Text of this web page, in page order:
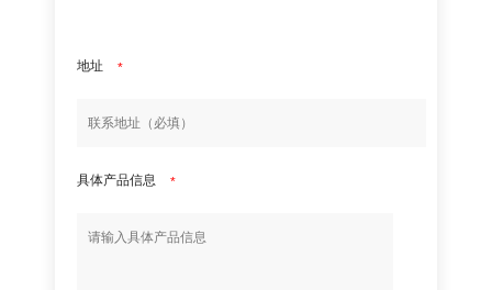
地址 *
具体产品信息 *